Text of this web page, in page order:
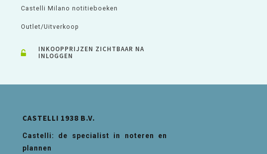
Castelli Milano notitieboeken
Outlet/Uitverkoop
INKOOPPRIJZEN ZICHTBAAR NA
INLOGGEN
CASTELLI 1938 B.V.
Castelli: de specialist in noteren en
plannen